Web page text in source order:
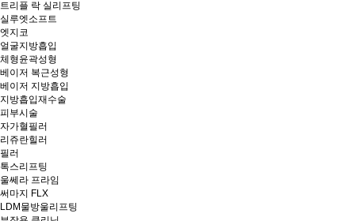
트리플 락 실리프팅
실루엣소프트
엣지코
얼굴지방흡입
체형윤곽성형
베이저 복근성형
베이저 지방흡입
지방흡입재수술
피부시술
자가혈필러
리쥬란힐러
필러
톡스리프팅
울쎄라 프라임
써마지 FLX
LDM물방울리프팅